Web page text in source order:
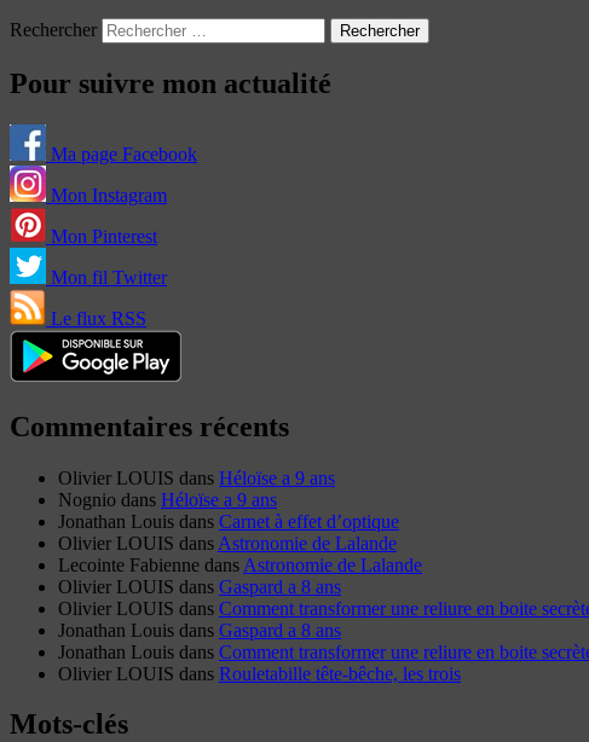
Rechercher
Pour suivre mon actualité
Ma page Facebook
Mon Instagram
Mon Pinterest
Mon fil Twitter
Le flux RSS
Commentaires récents
Olivier LOUIS dans Héloïse a 9 ans
Nognio dans Héloïse a 9 ans
Jonathan Louis dans Carnet à effet d’optique
Olivier LOUIS dans Astronomie de Lalande
Lecointe Fabienne dans Astronomie de Lalande
Olivier LOUIS dans Gaspard a 8 ans
Olivier LOUIS dans Comment transformer une reliure en boite
Jonathan Louis dans Gaspard a 8 ans
Jonathan Louis dans Comment transformer une reliure en boite
Olivier LOUIS dans Rouletabille tête-bêche, les trois
Mots-clés